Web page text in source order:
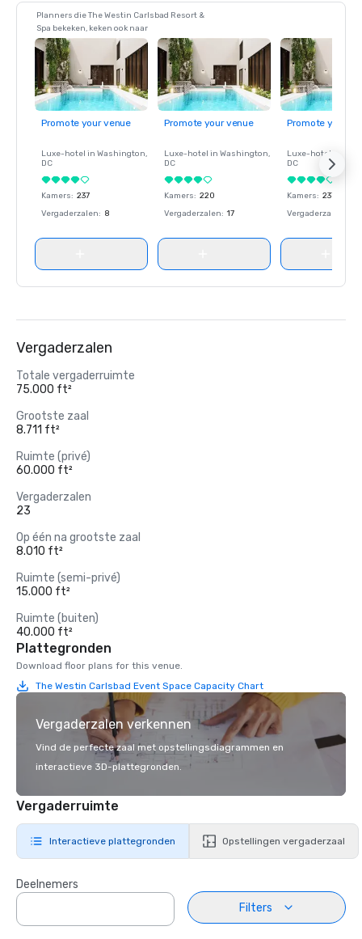
Planners die The Westin Carlsbad Resort &
Spa bekeken, keken ook naar
Promote your venue
Luxe-hotel in Washington,
DC
Kamers: 237
Vergaderzalen: 8
Promote your venue
Luxe-hotel in Washington,
DC
Kamers: 220
Vergaderzalen: 17
Promote your
Luxe-hotel in
DC
Kamers: 237
Vergaderzalen
Vergaderzalen
Totale vergaderruimte
75.000 ft²
Grootste zaal
8.711 ft²
Ruimte (privé)
60.000 ft²
Vergaderzalen
23
Op één na grootste zaal
8.010 ft²
Ruimte (semi-privé)
15.000 ft²
Ruimte (buiten)
40.000 ft²
Plattegronden
Download floor plans for this venue.
The Westin Carlsbad Event Space Capacity Chart
Vergaderzalen verkennen
Vind de perfecte zaal met opstellingsdiagrammen en
interactieve 3D-plattegronden.
Vergaderruimte
Interactieve plattegronden Opstellingen vergaderzaal
Deelnemers
Filters